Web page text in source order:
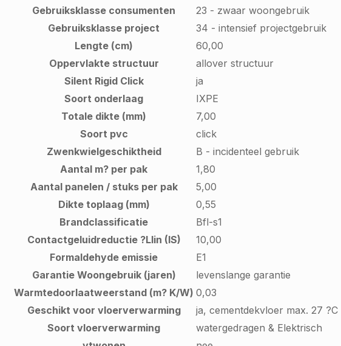
Gebruiksklasse consumenten
23 - zwaar woongebruik
Gebruiksklasse project
34 - intensief projectgebruik
Lengte (cm)
60,00
Oppervlakte structuur
allover structuur
Silent Rigid Click
ja
Soort onderlaag
IXPE
Totale dikte (mm)
7,00
Soort pvc
click
Zwenkwielgeschiktheid
B - incidenteel gebruik
Aantal m? per pak
1,80
Aantal panelen / stuks per pak
5,00
Dikte toplaag (mm)
0,55
Brandclassificatie
Bfl-s1
Contactgeluidreductie ?Llin (IS)
10,00
Formaldehyde emissie
E1
Garantie Woongebruik (jaren)
levenslange garantie
Warmtedoorlaatweerstand (m? K/W) 0,03
Geschikt voor vloerverwarming
ja, cementdekvloer max. 27 ?C
Soort vloerverwarming
watergedragen & Elektrisch